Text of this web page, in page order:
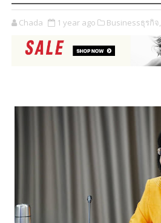
Chada 1 year ago Businessธุรกิจ,